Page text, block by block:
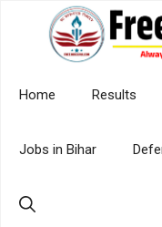
Home Results
Jobs in Bihar